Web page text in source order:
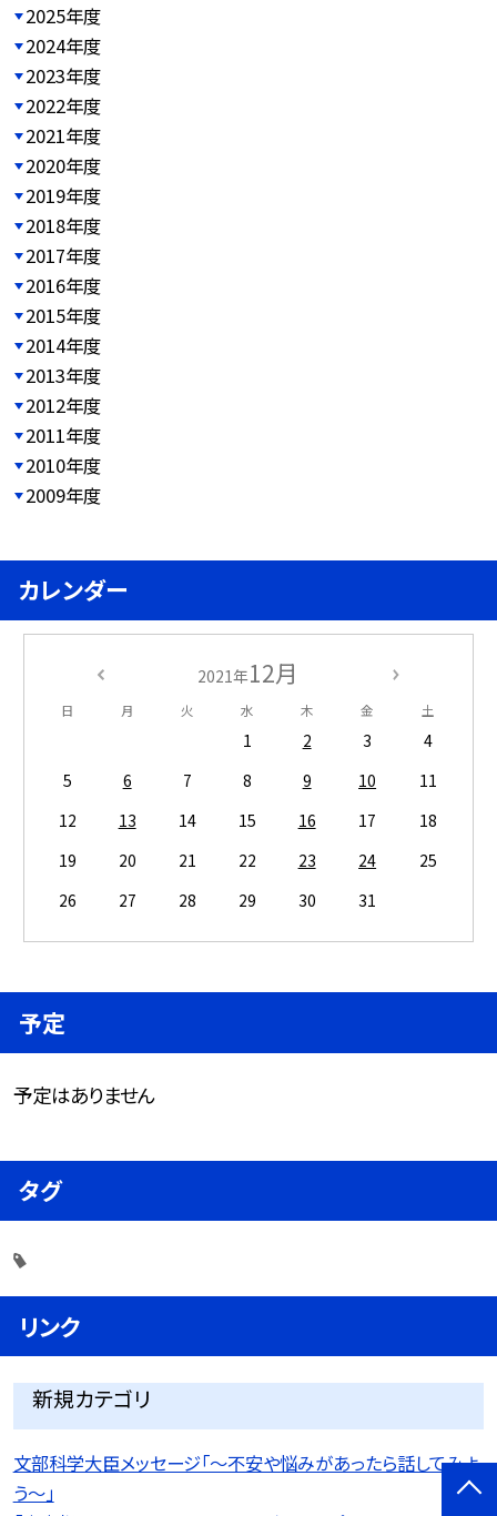
2025年度
2024年度
2023年度
2022年度
2021年度
2020年度
2019年度
2018年度
2017年度
2016年度
2015年度
2014年度
2013年度
2012年度
2011年度
2010年度
2009年度
カレンダー
2021年12月
日 月 火 水 木 金 土
1 2 3
4
5
6 7 8 9 10
11
12
13 14 15 16 17
18
19
20 21 22 23 24
25
26
27 28 29 30 31
予定
予定はありません
タグ
リンク
新規カテゴリ
文部科学大臣メッセージ「〜不安や悩みがあったら話してみよ
う〜」